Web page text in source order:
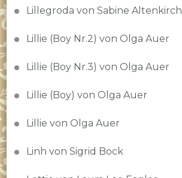
Lillegroda von Sabine Altenkirch
Lillie (Boy Nr.2) von Olga Auer
Lillie (Boy Nr.3) von Olga Auer
Lillie (Boy) von Olga Auer
Lillie von Olga Auer
Linh von Sigrid Bock